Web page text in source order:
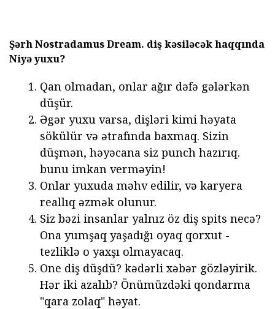
Şərh Nostradamus Dream. diş kəsiləcək haqqında
Niyə yuxu?
Qan olmadan, onlar ağır dəfə gələrkən
düşür.
Əgər yuxu varsa, dişləri kimi həyata
sökülür və ətrafında baxmaq. Sizin
düşmən, həyəcana siz punch hazırıq.
bunu imkan verməyin!
Onlar yuxuda məhv edilir, və karyera
reallıq əzmək olunur.
Siz bəzi insanlar yalnız öz diş spits necə?
Ona yumşaq yaşadığı oyaq qorxut -
tezliklə o yaxşı olmayacaq.
One diş düşdü? kədərli xəbər gözləyirik.
Hər iki azalıb? Önümüzdəki qondarma
"qara zolaq" həyat.